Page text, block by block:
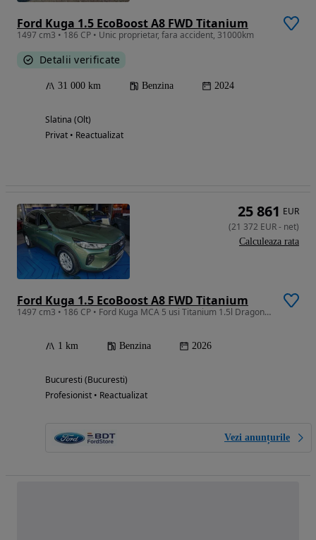
Ford Kuga 1.5 EcoBoost A8 FWD Titanium
1497 cm3 • 186 CP • Unic proprietar, fara accident, 31000km
Detalii verificate
31 000 km Benzina 2024
Slatina (Olt)
Privat • Reactualizat
Ford Kuga 1.5 EcoBoost A8 FWD Titanium
1497 cm3 • 186 CP • Ford Kuga MCA 5 usi Titanium 1.5l Dragon 186 CP A8
1 km Benzina 2026
Bucuresti (Bucuresti)
Profesionist • Reactualizat
Vezi anunțurile
25 861 EUR
(21 372 EUR- net)
Calculeaza rata